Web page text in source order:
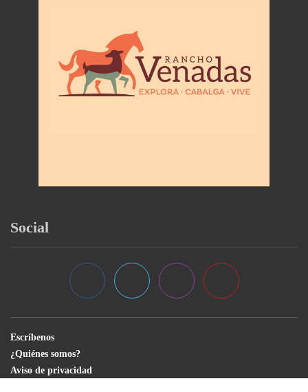
Social
Escríbenos
¿Quiénes somos?
Aviso de privacidad